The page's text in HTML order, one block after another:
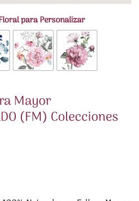
Mayor
(FM) Colecciones
para Personalizar